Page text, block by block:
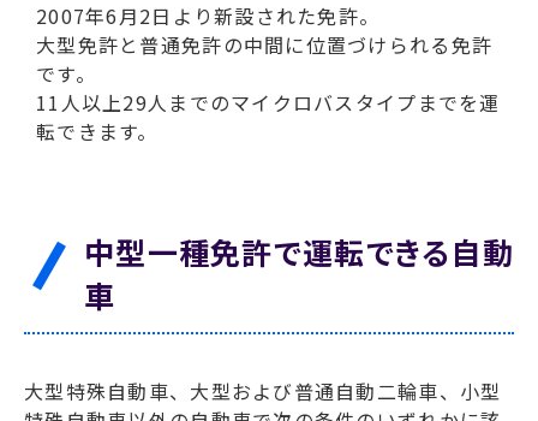
2007年6月2日より新設された免許。
大型免許と普通免許の中間に位置づけられる免許
です。
11人以上29人までのマイクロバスタイプまでを運
転できます。
中型一種免許で運転できる自動
車
大型特殊自動車、大型および普通自動二輪車、小型